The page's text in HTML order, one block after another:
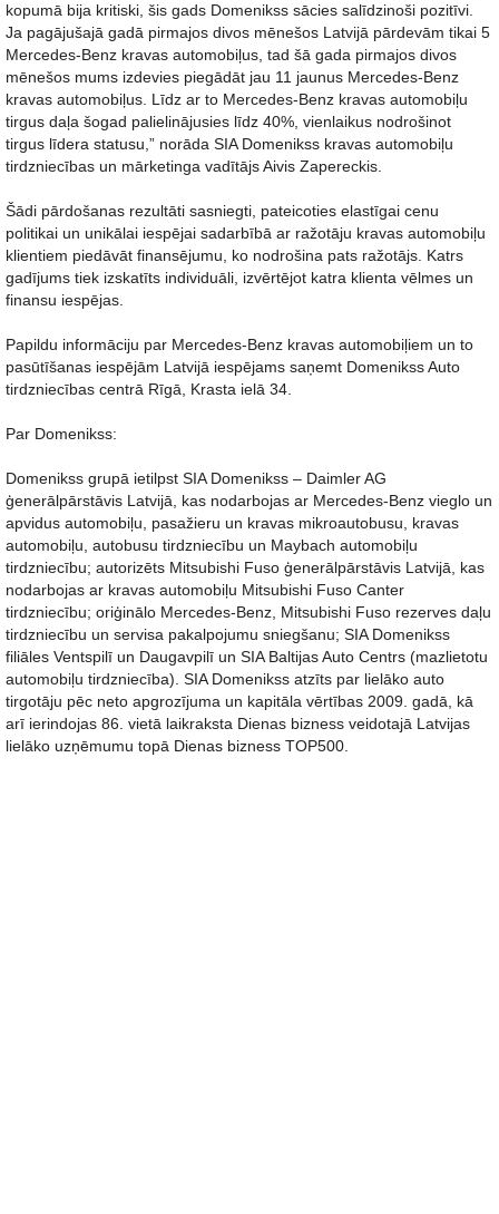
kopumā bija kritiski, šis gads Domenikss sācies salīdzinoši pozitīvi.
Ja pagājušajā gadā pirmajos divos mēnešos Latvijā pārdevām tikai 5
Mercedes-Benz kravas automobiļus, tad šā gada pirmajos divos
mēnešos mums izdevies piegādāt jau 11 jaunus Mercedes-Benz
kravas automobiļus. Līdz ar to Mercedes-Benz kravas automobiļu
tirgus daļa šogad palielinājusies līdz 40%, vienlaikus nodrošinot
tirgus līdera statusu,” norāda SIA Domenikss kravas automobiļu
tirdzniecības un mārketinga vadītājs Aivis Zapereckis.
Šādi pārdošanas rezultāti sasniegti, pateicoties elastīgai cenu
politikai un unikālai iespējai sadarbībā ar ražotāju kravas automobiļu
klientiem piedāvāt finansējumu, ko nodrošina pats ražotājs. Katrs
gadījums tiek izskatīts individuāli, izvērtējot katra klienta vēlmes un
finansu iespējas.
Papildu informāciju par Mercedes-Benz kravas automobiļiem un to
pasūtīšanas iespējām Latvijā iespējams saņemt Domenikss Auto
tirdzniecības centrā Rīgā, Krasta ielā 34.
Par Domenikss:
Domenikss grupā ietilpst SIA Domenikss – Daimler AG
ģenerālpārstāvis Latvijā, kas nodarbojas ar Mercedes-Benz vieglo un
apvidus automobiļu, pasažieru un kravas mikroautobusu, kravas
automobiļu, autobusu tirdzniecību un Maybach automobiļu
tirdzniecību; autorizēts Mitsubishi Fuso ģenerālpārstāvis Latvijā, kas
nodarbojas ar kravas automobiļu Mitsubishi Fuso Canter
tirdzniecību; oriģinālo Mercedes-Benz, Mitsubishi Fuso rezerves daļu
tirdzniecību un servisa pakalpojumu sniegšanu; SIA Domenikss
filiāles Ventspilī un Daugavpilī un SIA Baltijas Auto Centrs (mazlietotu
automobiļu tirdzniecība). SIA Domenikss atzīts par lielāko auto
tirgotāju pēc neto apgrozījuma un kapitāla vērtības 2009. gadā, kā
arī ierindojas 86. vietā laikraksta Dienas bizness veidotajā Latvijas
lielāko uzņēmumu topā Dienas bizness TOP500.